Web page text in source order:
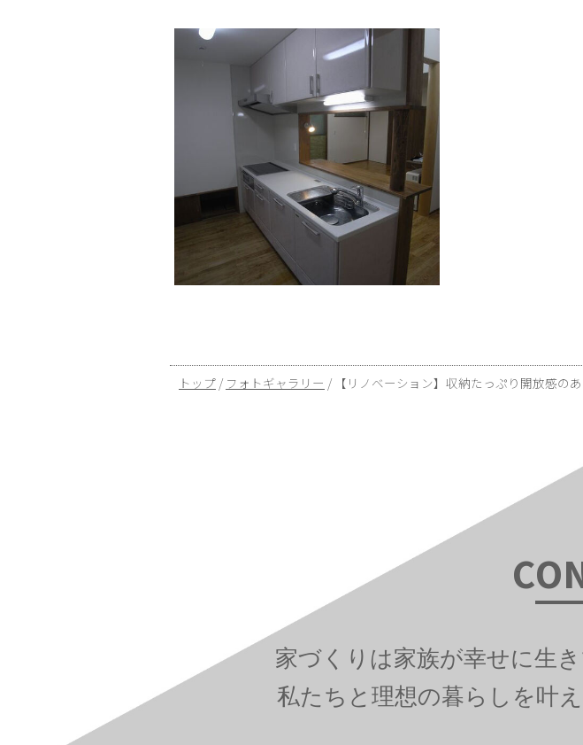
現
トップ / フォトギャラリー / 【リノベーション】収納たっぷり開放感の
C
家づくりは家族が幸せに生
私たちと理想の暮らしを叶